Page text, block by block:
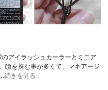
アイラッシュカーラーとミニア
瞼を挟む事が多くて、マキアージ
続きを見る